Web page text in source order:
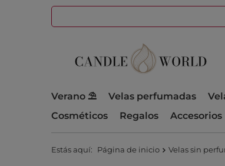
Verano ⛱️ Velas perfumadas
Cosméticos
Regalos Accesorios
Estás aquí: Página de inicio Velas sin